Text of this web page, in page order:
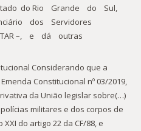
do Rio Grande do Sul,
dos Servidores
–, e dá outras
Considerando que a
Constitucional nº 03/2019,
da União legislar sobre(…)
militares e dos corpos de
do artigo 22 da CF/88, e